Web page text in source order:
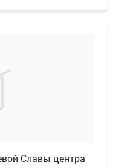
Славы центра